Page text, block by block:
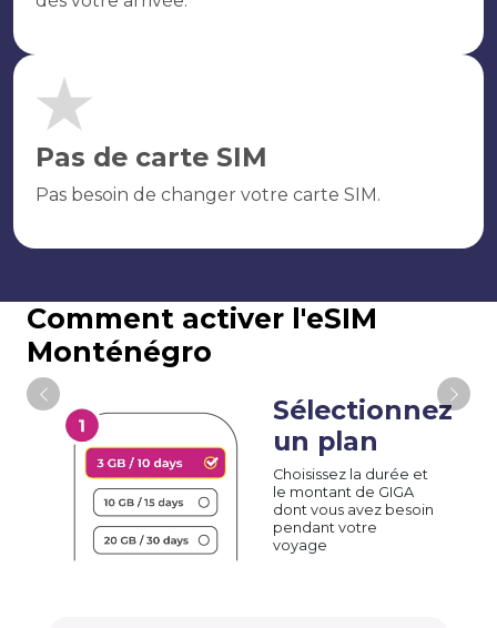
Pas de carte SIM
Pas besoin de changer votre carte SIM.
Comment activer l'eSIM
Monténégro
Sélectionnez
un plan
Choisissez la durée et
le montant de GIGA
dont vous avez besoin
pendant votre
voyage